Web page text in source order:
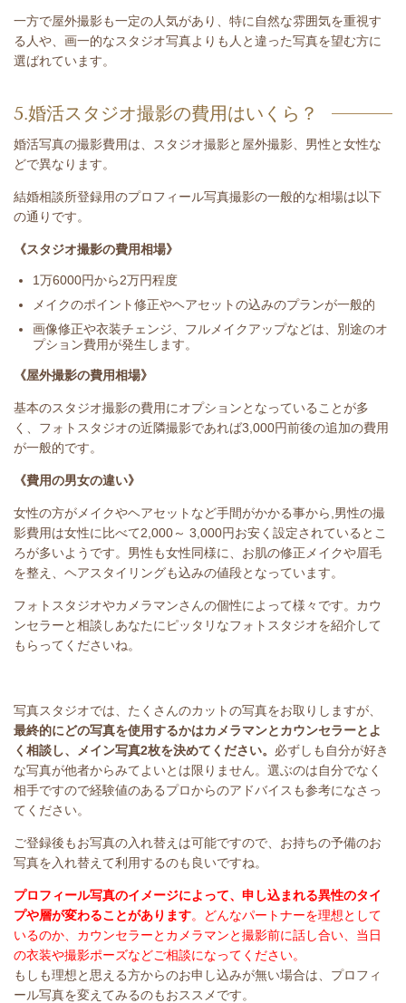
一方で屋外撮影も一定の人気があり、特に自然な雰囲気を重視す
る人や、画一的なスタジオ写真よりも人と違った写真を望む方に
選ばれています。
5.婚活スタジオ撮影の費用はいくら？
婚活写真の撮影費用は、スタジオ撮影と屋外撮影、男性と女性な
どで異なります。
結婚相談所登録用のプロフィール写真撮影の一般的な相場は以下
の通りです。
《スタジオ撮影の費用相場》
1万6000円から2万円程度
メイクのポイント修正やヘアセットの込みのプランが一般的
画像修正や衣装チェンジ、フルメイクアップなどは、別途のオ
プション費用が発生します。
《屋外撮影の費用相場》
基本のスタジオ撮影の費用にオプションとなっていることが多
く、フォトスタジオの近隣撮影であれば3,000円前後の追加の費用
が一般的です。
《費用の男女の違い》
女性の方がメイクやヘアセットなど手間がかかる事から,男性の撮
影費用は女性に比べて2,000～ 3,000円お安く設定されているとこ
ろが多いようです。男性も女性同様に、お肌の修正メイクや眉毛
を整え、ヘアスタイリングも込みの値段となっています。
フォトスタジオやカメラマンさんの個性によって様々です。カウ
ンセラーと相談しあなたにピッタリなフォトスタジオを紹介して
もらってくださいね。
写真スタジオでは、たくさんのカットの写真をお取りしますが、
最終的にどの写真を使用するかはカメラマンとカウンセラーとよ
く相談し、メイン写真2枚を決めてください。 必ずしも自分が好き
な写真が他者からみてよいとは限りません。選ぶのは自分でなく
相手ですので経験値のあるプロからのアドバイスも参考になさっ
てください。
ご登録後もお写真の入れ替えは可能ですので、お持ちの予備のお
写真を入れ替えて利用するのも良いですね。
プロフィール写真のイメージによって、申し込まれる異性のタイ
プや層が変わることがあります。どんなパートナーを理想として
いるのか、カウンセラーとカメラマンと撮影前に話し合い、当日
の衣装や撮影ポーズなどご相談になってください。
もしも理想と思える方からのお申し込みが無い場合は、プロフィ
ール写真を変えてみるのもおススメです。